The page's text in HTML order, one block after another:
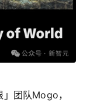
团队Mogo，